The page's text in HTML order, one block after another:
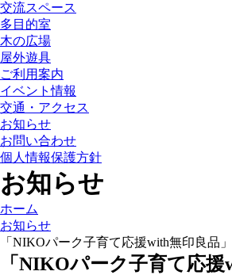
交流スペース
多目的室
木の広場
屋外遊具
ご利用案内
イベント情報
交通・アクセス
お知らせ
お問い合わせ
個人情報保護方針
お知らせ
ホーム
お知らせ
「NIKOパーク子育て応援with無印良品
「NIKOパーク子育て応